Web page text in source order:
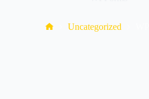
HomeUncategorized